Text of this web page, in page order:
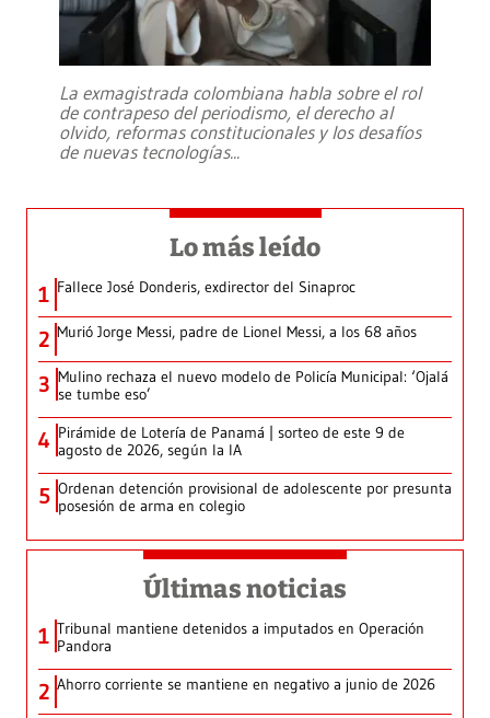
La exmagistrada colombiana habla sobre el rol
de contrapeso del periodismo, el derecho al
olvido, reformas constitucionales y los desafíos
de nuevas tecnologías...
Lo más leído
1 Fallece José Donderis, exdirector del Sinaproc
2 Murió Jorge Messi, padre de Lionel Messi, a los 68 años
3 Mulino rechaza el nuevo modelo de Policía Municipal: ‘Ojalá
se tumbe eso’
4 Pirámide de Lotería de Panamá | sorteo de este 9 de
agosto de 2026, según la IA
5 Ordenan detención provisional de adolescente por presunta
posesión de arma en colegio
Últimas noticias
1 Tribunal mantiene detenidos a imputados en Operación
Pandora
2 Ahorro corriente se mantiene en negativo a junio de 2026